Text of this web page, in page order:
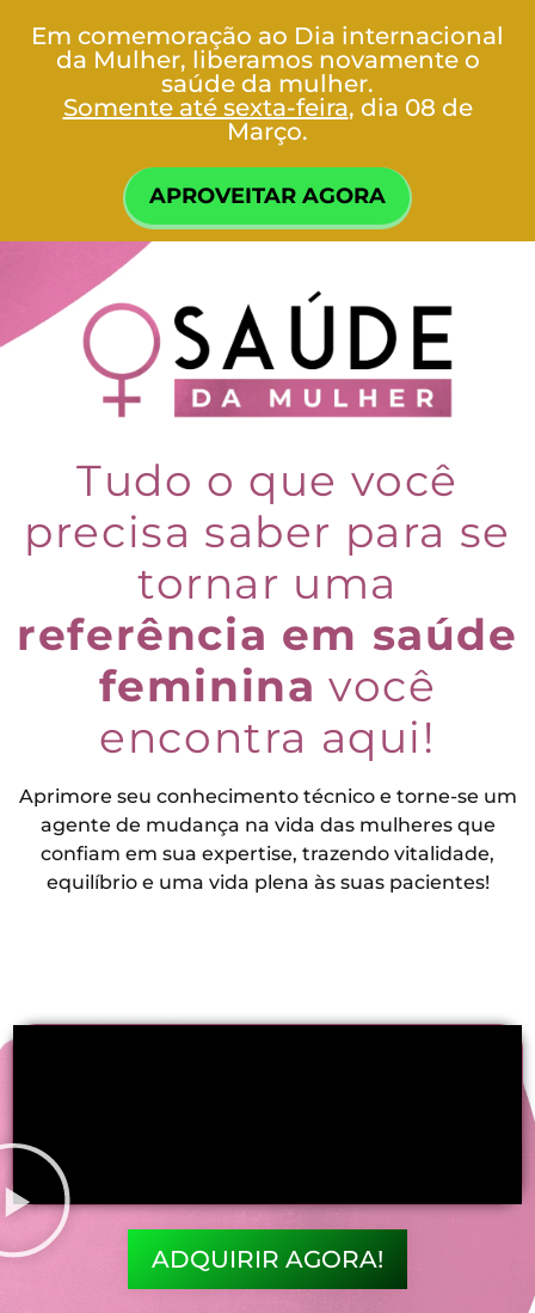
Em comemoração ao Dia internacional
da Mulher, liberamos novamente o
saúde da mulher.
Somente até sexta-feira, dia 08 de
Março.
APROVEITAR AGORA
Tudo o que você
precisa saber para se
tornar uma
referência em saúde
feminina você
encontra aqui!
Aprimore seu conhecimento técnico e torne-se um
agente de mudança na vida das mulheres que
confiam em sua expertise, trazendo vitalidade,
equilíbrio e uma vida plena às suas pacientes!
ADQUIRIR AGORA!